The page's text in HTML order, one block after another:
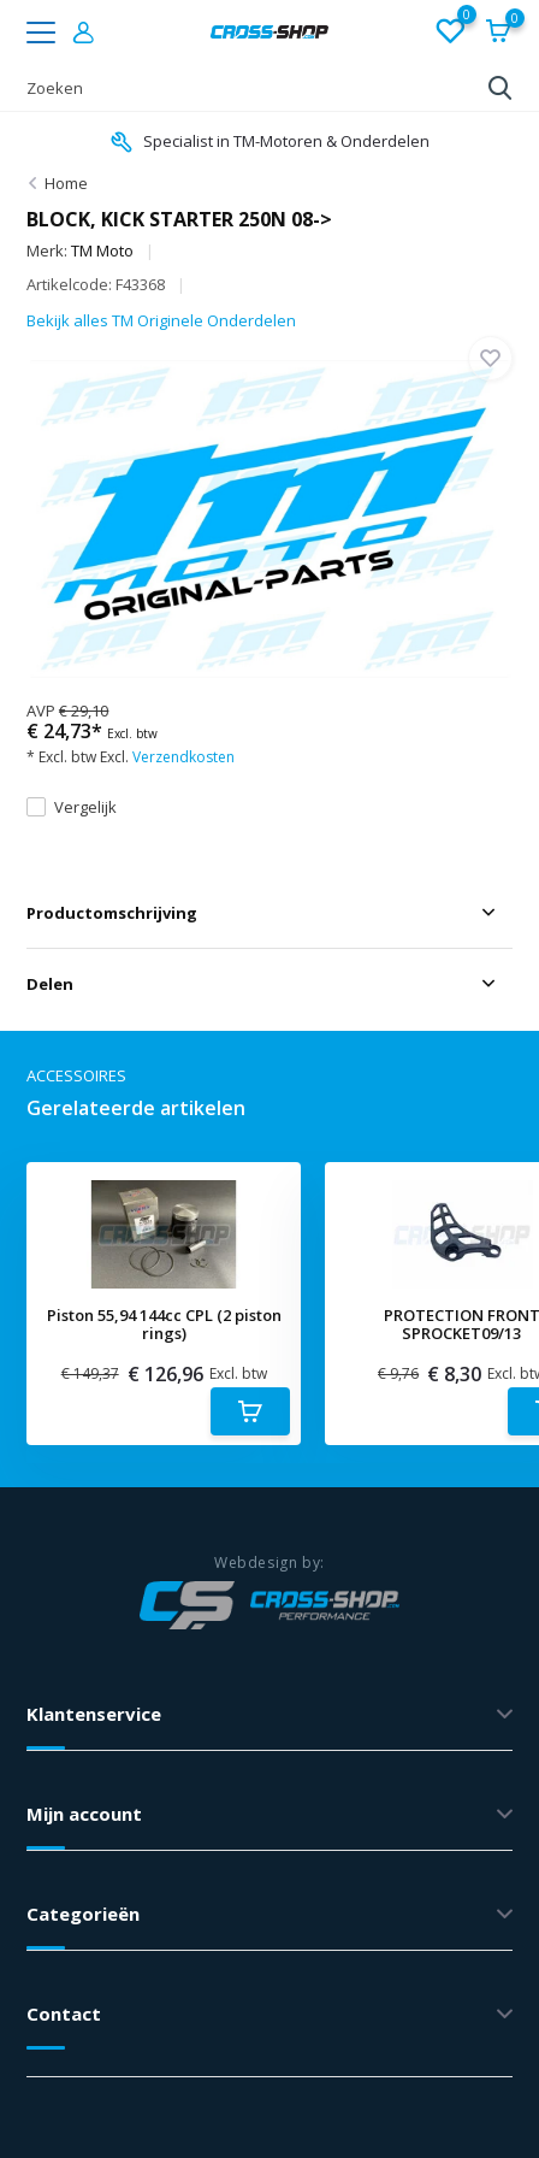
0 0
Specialist in TM-Motoren & Onderdelen
Home
BLOCK, KICK STARTER 250N 08->
Merk:TM Moto
Artikelcode: F43368
Bekijk alles TM Originele Onderdelen
AVP€ 29,10
€ 24,73* Excl. btw
* Excl. btw Excl.Verzendkosten
Vergelijk
Productomschrijving
Delen
ACCESSOIRES
Gerelateerde artikelen
Piston 55,94 144cc CPL (2 piston
rings)
€ 149,37 € 126,96 Excl. btw
PROTECTION FRONT
SPROCKET09/13
€ 9,76 € 8,30 Excl.
Klantenservice
Mijn account
Categorieën
Contact